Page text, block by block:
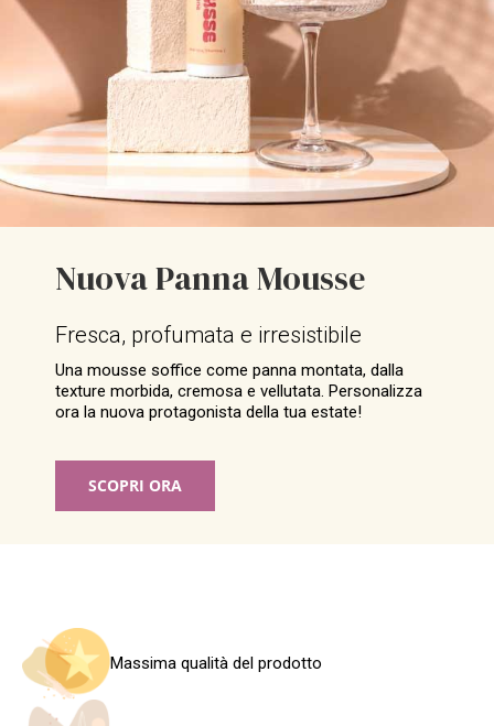
Nuova Panna Mousse
Fresca, profumata e irresistibile
Una mousse soffice come panna montata, dalla
texture morbida, cremosa e vellutata. Personalizza
ora la nuova protagonista della tua estate!
SCOPRI ORA
Massima qualità del prodotto